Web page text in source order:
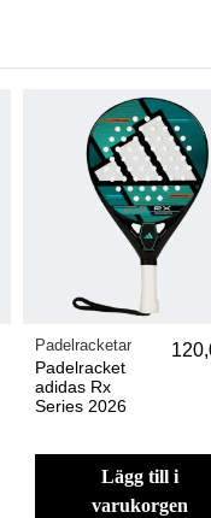
Padelracketar
Padelracket
adidas Rx
Series 2026
lägg till i
varukorgen